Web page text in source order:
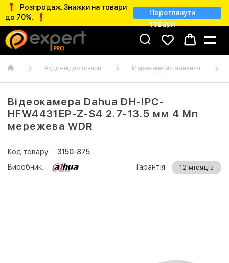
Розпродаж. Знижки на товари
до 70%.
Переглянути
товари
Аудіо-відео товари Мережеве обладнання
Відеокамера Dahua DH-IPC-
HFW4431EP-Z-S4 2.7-13.5 мм 4 Мп
мережева WDR
Код товару:
3150-875
Виробник:
Гарантія: 12 місяців